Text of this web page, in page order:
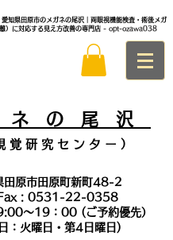
知県田原市のメガネの尾沢｜両眼視機能検査・術後メガ
）に対応する見え方改善の専門店 - opt-ozawa038
ネ の 尾 沢
覚 研 究 セ ン タ ー ）
田原市田原町新町48-2
: 0531-22-0358
～19：00 (ご予約優先）
：火曜日・第4日曜日)